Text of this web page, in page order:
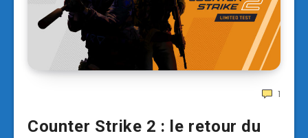
1
Counter Strike 2 : le retour du